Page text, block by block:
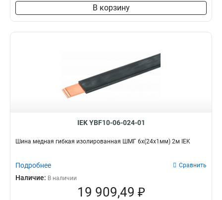
В корзину
IEK YBF10-06-024-01
Шина медная гибкая изолированная ШМГ 6x(24x1мм) 2м IEK
Подробнее Сравнить
Наличие: В наличии
19 909,49 ₽